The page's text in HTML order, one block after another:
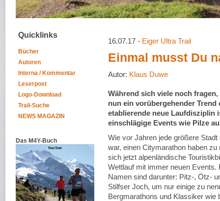
Quicklinks
Bücher
Autoren
Interna / Kommentar
Leserpost
Logo-Download
Trail-Suche
NEWS MAGAZIN
Das M4Y-Buch
16.07.17 - Eiger Ultra Trail
Einmal musst Du
Autor: Klaus Duwe
Während sich viele noch
nun ein vorübergehender Trend
etablierende neue Laufdisziplin
einschlägige Events wie Pilze
Wie vor Jahren jede größere Stadt
war, einen Citymarathon haben zu
sich jetzt alpenländische
Wettlauf mit immer neuen Events.
Namen sind darunter: Pitz-, Ötz-
Stilfser Joch, um nur einige zu
Bergmarathons und Klassiker wie